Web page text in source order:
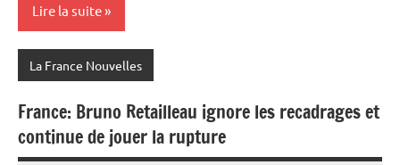
Lire la suite
La France Nouvelles
France: Bruno Retailleau ignore les recadrages et
continue de jouer la rupture